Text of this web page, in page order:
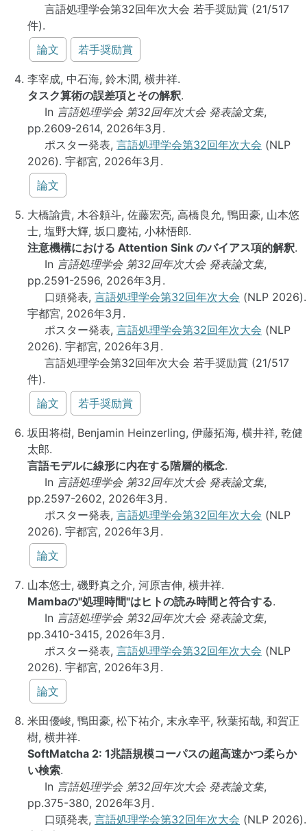
言語処理学会第32回年次大会 若手奨励賞 (21/517
件).
論文
若手奨励賞
李宰成, 中石海, 鈴木潤, 横井祥.
タスク算術の誤差項とその解釈.
In 言語処理学会 第32回年次大会 発表論文集,
pp.2609-2614, 2026年3月.
ポスター発表, 言語処理学会第32回年次大会 (NLP
2026). 宇都宮, 2026年3月.
論文
大橋諭貴, 木谷頼斗, 佐藤宏亮, 高橋良允, 鴨田豪, 山本悠
士, 塩野大輝, 坂口慶祐, 小林悟郎.
注意機構における Attention Sink のバイアス項的解釈.
In 言語処理学会 第32回年次大会 発表論文集,
pp.2591-2596, 2026年3月.
口頭発表, 言語処理学会第32回年次大会 (NLP 2026).
宇都宮, 2026年3月.
ポスター発表, 言語処理学会第32回年次大会 (NLP
2026). 宇都宮, 2026年3月.
言語処理学会第32回年次大会 若手奨励賞 (21/517
件).
論文
若手奨励賞
坂田将樹, Benjamin Heinzerling, 伊藤拓海, 横井祥, 乾健
太郎.
言語モデルに線形に内在する階層的概念.
In 言語処理学会 第32回年次大会 発表論文集,
pp.2597-2602, 2026年3月.
ポスター発表, 言語処理学会第32回年次大会 (NLP
2026). 宇都宮, 2026年3月.
論文
山本悠士, 磯野真之介, 河原吉伸, 横井祥.
Mambaの"処理時間"はヒトの読み時間と符合する.
In 言語処理学会 第32回年次大会 発表論文集,
pp.3410-3415, 2026年3月.
ポスター発表, 言語処理学会第32回年次大会 (NLP
2026). 宇都宮, 2026年3月.
論文
米田優峻, 鴨田豪, 松下祐介, 末永幸平, 秋葉拓哉, 和賀正
樹, 横井祥.
SoftMatcha 2: 1兆語規模コーパスの超高速かつ柔らか
い検索.
In 言語処理学会 第32回年次大会 発表論文集,
pp.375-380, 2026年3月.
口頭発表, 言語処理学会第32回年次大会 (NLP 2026).